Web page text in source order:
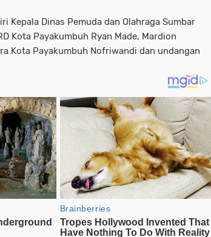
Kepala Dinas Pemuda dan Olahraga Sumbar
Kota Payakumbuh Ryan Made, Mardion
Kota Payakumbuh Nofriwandi dan undangan